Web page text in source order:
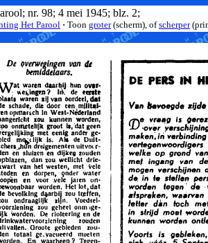
nr. 98; 4 mei 1945; blz. 2;
Het Parool · Toon groter(scherm), ofscherper